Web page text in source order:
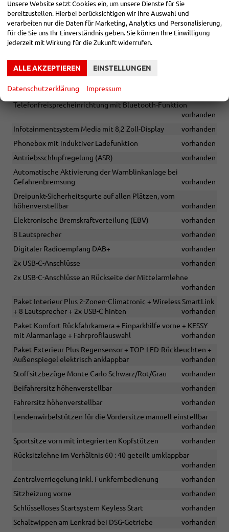
Dachreling in Schwarz glänzend
vorhanden
Kennzeichenhalter inklusive
vorhanden
Fahrzeugaufbereitung inklusive
vorhanden
Wireless SmartLink (Apple CarPlay, Android Auto)
Alle Bilder sind Bestellbeispiele
USB-Anschluss (Typ-C) am Innenspiegel
Skoda Care Connect
Telefonfreisprecheinrichtung mit Bluetooth-Funktion
vorhanden
Infotainmentsystem Media mit 8,2 Zoll-Display
vorhanden
Phonebox mit induktiver Ladefunktion
vorhanden
Antriebsschlupfregelung (ASR)
vorhanden
Automatische Aktivierung der Warnblinkanlage bei
Gefahrenbremsung
vorhanden
Dreipunkt-Sicherheitsgurte auf allen Plätzen, vorn
höhenverstellbar
vorhanden
Elektronische Bremskraftverteilung (EBV)
vorhanden
8 Lautsprecher
vorhanden
Digitaler Radioempfang DAB+
vorhanden
2x USB-C-Anschlüsse
vorhanden
2x USB-C-Anschlüsse an Rückseite der Mittelarmlehne
vorhanden
Paket Interieur Plus 2-Zonen-Climatronic + Wireless SmartLink
+ 8 Lautsprecher + 2x USB-C hinten
vorhanden
Paket Komfort Rückfahrkamera + Einparkhilfe vorne + KESSY
mit Alarmanlage + Fahrprofilauswahl
vorhanden
Paket Exterieur Plus Regensensor + TOP-LED-Rückleuchten +
Außenspiegel elektrisch anklappbar
vorhanden
Stoffsitzbezüge Monte Carlo Schwarz/Rot/Grau
vorhanden
Beifahrersitz höhenverstellbar
vorhanden
Fahrersitz höhenverstellbar
vorhanden
Lendenwirbelstützen für die Vordersitze manuell einstellbar
vorhanden
Sportsitze vorn mit integrierten Kopfstützen
vorhanden
Rücksitzlehne im Verhältnis 60 : 40 geteilt umklappbar
vorhanden
Zentralverriegelung inkl. Funkfernbedienung
vorhanden
Sitzheizung vorne
vorhanden
Schlüsselloses Startsystem Keyless Start
vorhanden
Schaltwippen am Lenkrad bei DSG-Getriebe
vorhanden
Unsere Website setzt Cookies ein, um unsere Dienste für Sie
bereitzustellen. Hierbei berücksichtigen wir Ihre Auswahl und
verarbeiten nur die Daten für Marketing, Analytics und Personalisierung,
für die Sie uns Ihr Einverständnis geben. Sie können Ihre Einwilligung
jederzeit mit Wirkung für die Zukunft widerrufen.
ALLE AKZEPTIEREN EINSTELLUNGEN
Datenschutzerklärung Impressum